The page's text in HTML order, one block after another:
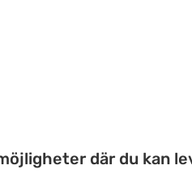
där du kan